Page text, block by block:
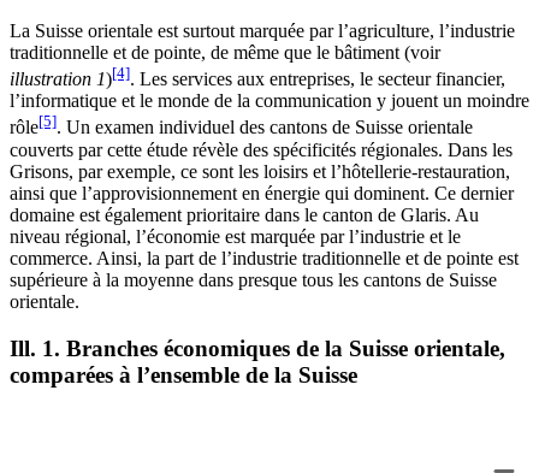
La Suisse orientale est surtout marquée par l’agriculture, l’industrie
traditionnelle et de pointe, de même que le bâtiment (voir
illustration 1)[4]. Les services aux entreprises, le secteur financier,
l’informatique et le monde de la communication y jouent un moindre
rôle[5]. Un examen individuel des cantons de Suisse orientale
couverts par cette étude révèle des spécificités régionales. Dans les
Grisons, par exemple, ce sont les loisirs et l’hôtellerie-restauration,
ainsi que l’approvisionnement en énergie qui dominent. Ce dernier
domaine est également prioritaire dans le canton de Glaris. Au
niveau régional, l’économie est marquée par l’industrie et le
commerce. Ainsi, la part de l’industrie traditionnelle et de pointe est
supérieure à la moyenne dans presque tous les cantons de Suisse
orientale.
Ill. 1. Branches économiques de la Suisse orientale,
comparées à l’ensemble de la Suisse